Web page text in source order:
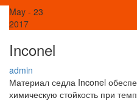
May - 23
2017
Inconel
admin
Материал седла Inconel
химическую стойкость при